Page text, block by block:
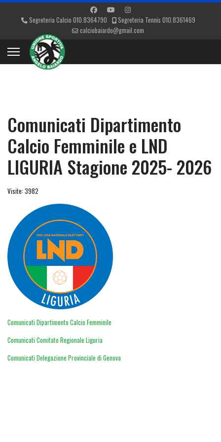
Segreteria Calcio 010.8364790
Segreteria Tennis 010.8361469
calciobaiardo@gmail.com
Comunicati Dipartimento
Calcio Femminile e LND
LIGURIA Stagione 2025- 2026
Visite: 3982
Comunicati Dipartimento Calcio Femminile
Comunicati Comitato Regionale Liguria
Comunicati Delegazione Provinciale di Genova